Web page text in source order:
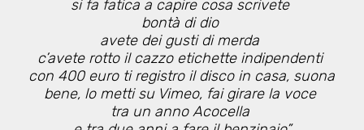
si fa fatica a capire cosa scrivete
bontà di dio
avete dei gusti di merda
c’avete rotto il cazzo etichette indipendenti
con 400 euro ti registro il disco in casa, suona
bene, lo metti su Vimeo, fai girare la voce
tra un anno Acocella